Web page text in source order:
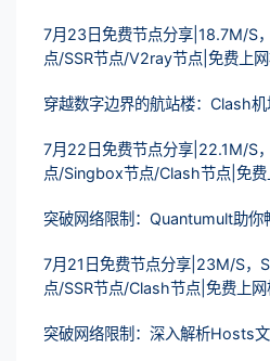
7月23日免费节点分享|18.7M/S
点/SSR节点/V2ray节点|免费上
穿越数字边界的航站楼：Clash
7月22日免费节点分享|22.1M/S
点/Singbox节点/Clash节点|免费
突破网络限制：Quantumult助
7月21日免费节点分享|23M/S，
点/SSR节点/Clash节点|免费上
突破网络限制：深入解析Hosts